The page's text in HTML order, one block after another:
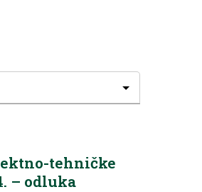
tehničke
– odluka